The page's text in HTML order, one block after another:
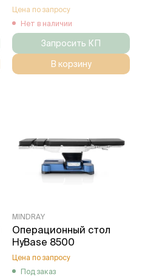
Цена по запросу
Нет в наличии
Запросить КП
В корзину
MINDRAY
Операционный стол
HyBase 8500
Цена по запросу
Под заказ